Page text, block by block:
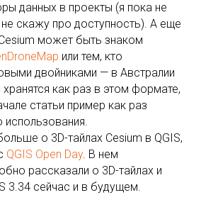
данных в проекты (я пока не
скажу про доступность). А еще
может быть знаком
или тем, кто
двойниками — в Австралии
как раз в этом формате,
статьи пример как раз
использования.
о 3D-тайлах Cesium в QGIS,
QGIS Open Day. В нем
рассказали о 3D-тайлах и
3.34 сейчас и в будущем.